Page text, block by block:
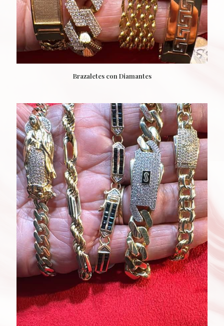
Brazaletes con Diamantes